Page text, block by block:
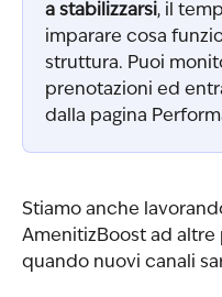
a stabilizzarsi, il
imparare cosa
struttura. Puoi
prenotazioni ed
dalla pagina
Stiamo anche
AmenitizBoost ad
quando nuovi canali